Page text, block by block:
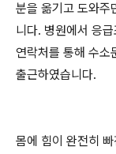
분을 옮기고 도와주
니다. 병원에서 응
연락처를 통해 수소
출근하였습니다.
몸에 힘이 완전히